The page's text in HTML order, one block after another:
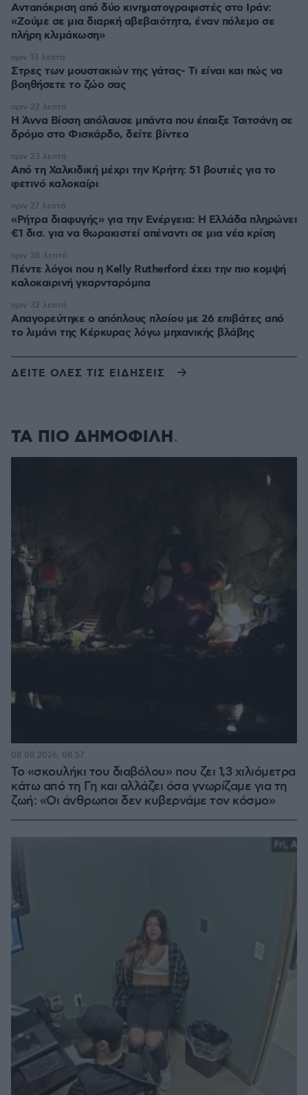
Ανταπόκριση από δύο κινηματογραφιστές στο Ιράν:
«Ζούμε σε μια διαρκή αβεβαιότητα, έναν πόλεμο σε
πλήρη κλιμάκωση»
Στρες των μουστακιών της γάτας- Τι είναι και πώς να
βοηθήσετε το ζώο σας
πριν 13 λεπτά
Η Άννα Βίσση απόλαυσε μπάντα που έπαιξε Τσιτσάνη σε
δρόμο στο Φισκάρδο, δείτε βίντεο
πριν 22 λεπτά
Από τη Χαλκιδική μέχρι την Κρήτη: 51 βουτιές για το
φετινό καλοκαίρι
πριν 23 λεπτά
«Ρήτρα διαφυγής» για την Ενέργεια: Η Ελλάδα πληρώνει
€1 δισ. για να θωρακιστεί απέναντι σε μια νέα κρίση
πριν 27 λεπτά
Πέντε λόγοι που η Kelly Rutherford έχει την πιο κομψή
καλοκαιρινή γκαρνταρόμπα
πριν 28 λεπτά
Απαγορεύτηκε ο απόπλους πλοίου με 26 επιβάτες από
το λιμάνι της Κέρκυρας λόγω μηχανικής βλάβης
πριν 32 λεπτά
ΔΕΙΤΕ ΟΛΕΣ ΤΙΣ ΕΙΔΗΣΕΙΣ
ΤΑ ΠΙΟ ΔΗΜΟΦΙΛΗ
Το «σκουλήκι του διαβόλου» που ζει 1,3 χιλιόμετρα
κάτω από τη Γη και αλλάζει όσα γνωρίζαμε για τη
ζωή: «Οι άνθρωποι δεν κυβερνάμε τον κόσμο»
08.08.2026, 08:57